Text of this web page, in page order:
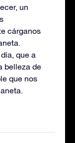
un
cárganos
que a
belleza de
que nos